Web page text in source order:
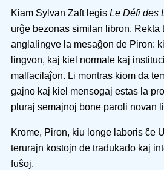
Kiam Sylvan Zaft legis Le Défi des
urĝe bezonas similan libron.
anglalingve la mesaĝon de Piron:
lingvon, kaj kiel normale kaj
malfacilaĵon. Li montras kiom da
gajno kaj kiel mensogaj estas la
pluraj semajnoj bone paroli novan
Krome, Piron, kiu longe laboris ĉe
terurajn kostojn de tradukado kaj
fuŝoj.